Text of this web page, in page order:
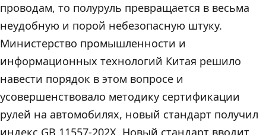
проводам, то полуруль превращается в весьма
неудобную и порой небезопасную штуку.
Министерство промышленности и
информационных технологий Китая решило
навести порядок в этом вопросе и
усовершенствовало методику сертификации
рулей на автомобилях, новый стандарт получил